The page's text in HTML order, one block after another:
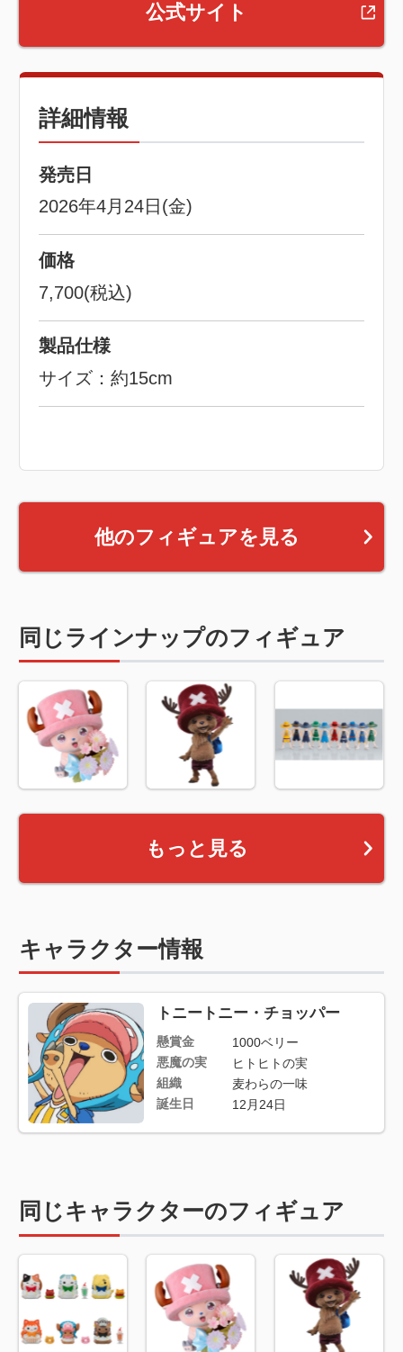
公式サイト
詳細情報
発売日
2026年4月24日(金)
価格
7,700(税込)
製品仕様
サイズ：約15cm
他のフィギュアを見る
同じラインナップのフィギュア
もっと見る
キャラクター情報
トニートニー・チョッパー
懸賞金
1000ベリー
悪魔の実
ヒトヒトの実
組織
麦わらの一味
誕生日
12月24日
同じキャラクターのフィギュア